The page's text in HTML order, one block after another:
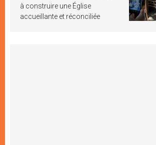
à construire une Église
accueillante et réconciliée